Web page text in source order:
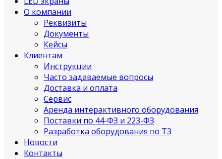
О компании
Реквизиты
Документы
Кейсы
Клиентам
Инструкции
Часто задаваемые вопросы
Доставка и оплата
Сервис
Аренда интерактивного оборудования
Поставки по 44-ФЗ и 223-ФЗ
Разработка оборудования по ТЗ
Новости
Контакты